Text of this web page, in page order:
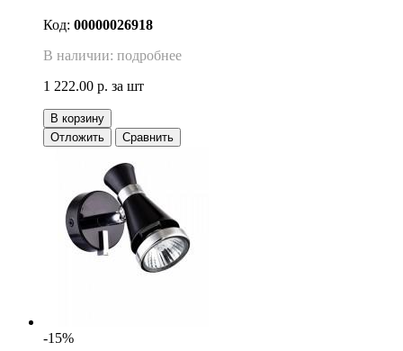
Код: 00000026918
В наличии: подробнее
1 222.00 р. за шт
В корзину
Отложить
Сравнить
-15%